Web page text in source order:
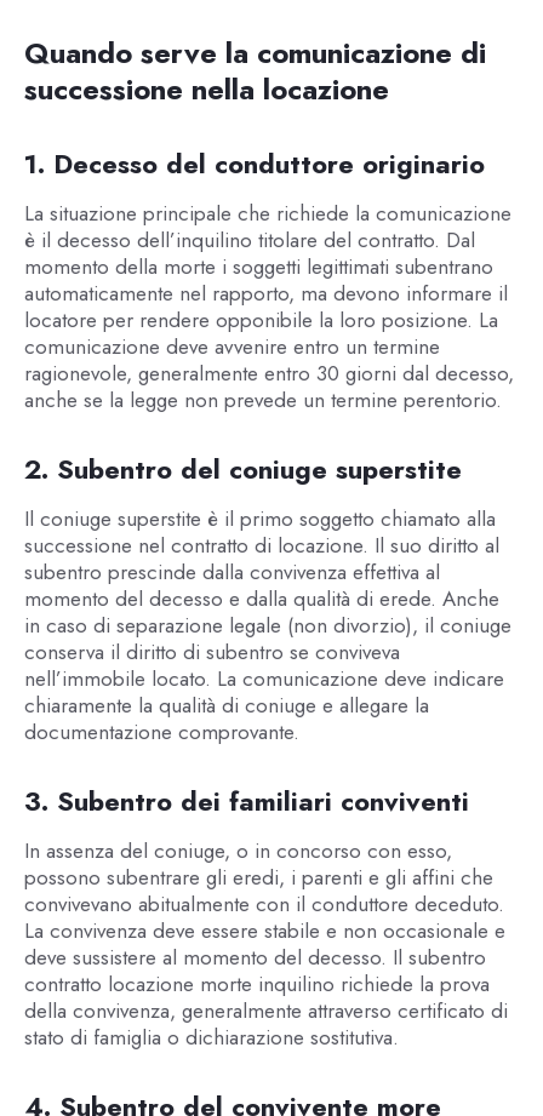
Quando serve la comunicazione di
successione nella locazione
1. Decesso del conduttore originario
La situazione principale che richiede la comunicazione
è il decesso dell’inquilino titolare del contratto. Dal
momento della morte i soggetti legittimati subentrano
automaticamente nel rapporto, ma devono informare il
locatore per rendere opponibile la loro posizione. La
comunicazione deve avvenire entro un termine
ragionevole, generalmente entro 30 giorni dal decesso,
anche se la legge non prevede un termine perentorio.
2. Subentro del coniuge superstite
Il coniuge superstite è il primo soggetto chiamato alla
successione nel contratto di locazione. Il suo diritto al
subentro prescinde dalla convivenza effettiva al
momento del decesso e dalla qualità di erede. Anche
in caso di separazione legale (non divorzio), il coniuge
conserva il diritto di subentro se conviveva
nell’immobile locato. La comunicazione deve indicare
chiaramente la qualità di coniuge e allegare la
documentazione comprovante.
3. Subentro dei familiari conviventi
In assenza del coniuge, o in concorso con esso,
possono subentrare gli eredi, i parenti e gli affini che
convivevano abitualmente con il conduttore deceduto.
La convivenza deve essere stabile e non occasionale e
deve sussistere al momento del decesso. Il subentro
contratto locazione morte inquilino richiede la prova
della convivenza, generalmente attraverso certificato di
stato di famiglia o dichiarazione sostitutiva.
4. Subentro del convivente more